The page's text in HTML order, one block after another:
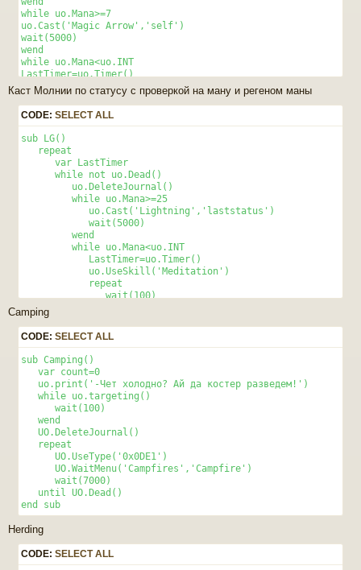
while uo.Mana>=7
uo.Cast('Magic Arrow','self')
wait(5000)
wend
while uo.Mana<uo.INT
LastTimer=uo.Timer()
uo.UseSkill('Meditation')
repeat
wait(100)
until uo.InJournal("You are") or uo.InJournal("You lose") or
uo.DeleteJournal()
wait(2000)
Каст Молнии по статусу с проверкой на ману и регеном маны
CODE: SELECT ALL
sub LG()
   repeat
      var LastTimer
      while not uo.Dead()
         uo.DeleteJournal()
         while uo.Mana>=25
            uo.Cast('Lightning','laststatus')
            wait(5000)
         wend
         while uo.Mana<uo.INT
            LastTimer=uo.Timer()
            uo.UseSkill('Meditation')
            repeat
               wait(100)
until uo.InJournal("You are") or
            uo.DeleteJournal()
            wait(2000)
         wend
      wend
end sub
Camping
CODE: SELECT ALL
sub Camping()
   var count=0
   uo.print('-Чет холодно? Ай да костер разведем!')
   while uo.targeting()
      wait(100)
   wend
   UO.DeleteJournal()
   repeat
      UO.UseType('0x0DE1')
      UO.WaitMenu('Campfires','Campfire')
      wait(7000)
   until UO.Dead()
end sub
Herding
CODE: SELECT ALL